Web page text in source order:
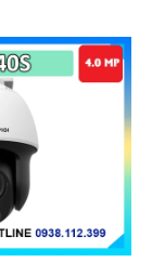
30m camera
sắc nét 24/7